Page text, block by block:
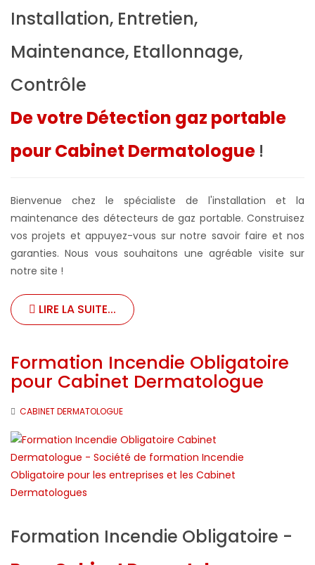
Installation, Entretien,
Maintenance, Etallonnage,
Contrôle
De votre Détection gaz portable
pour Cabinet Dermatologue !
Bienvenue chez le spécialiste de l'installation et la
maintenance des détecteurs de gaz portable. Construisez
vos projets et appuyez-vous sur notre savoir faire et nos
garanties. Nous vous souhaitons une agréable visite sur
notre site !
LIRE LA SUITE...
Formation Incendie Obligatoire
pour Cabinet Dermatologue
CABINET DERMATOLOGUE
Formation Incendie Obligatoire -